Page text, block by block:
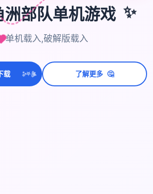
洲部队单机游戏 ✨
单机载入,破解版载入
载 ✨⭐💫 了解更多 🤔